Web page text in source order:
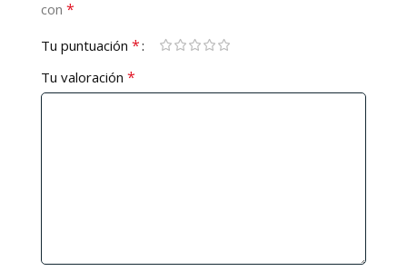
con *
Tu puntuación *
Tu valoración *